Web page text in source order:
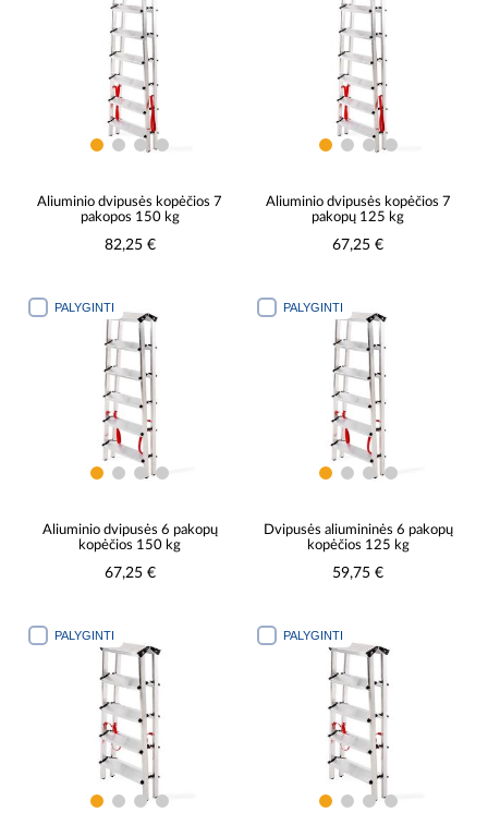
Aliuminio dvipusės kopėčios 7
pakopos 150 kg
82,25 €
Aliuminio dvipusės kopėčios 7
pakopų 125 kg
67,25 €
PALYGINTI
Aliuminio dvipusės 6 pakopų
kopėčios 150 kg
67,25 €
PALYGINTI
Dvipusės aliumininės 6 pakopų
kopėčios 125 kg
59,75 €
PALYGINTI PALYGINTI